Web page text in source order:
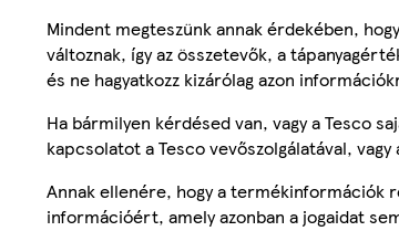
Mindent megteszünk annak érdekében,
változnak, így az összetevők, a
és ne hagyatkozz kizárólag azon
Ha bármilyen kérdésed van, vagy a Tesco
kapcsolatot a Tesco vevőszolgálatával,
Annak ellenére, hogy a termékinformációk
információért, amely azonban a jogaidat